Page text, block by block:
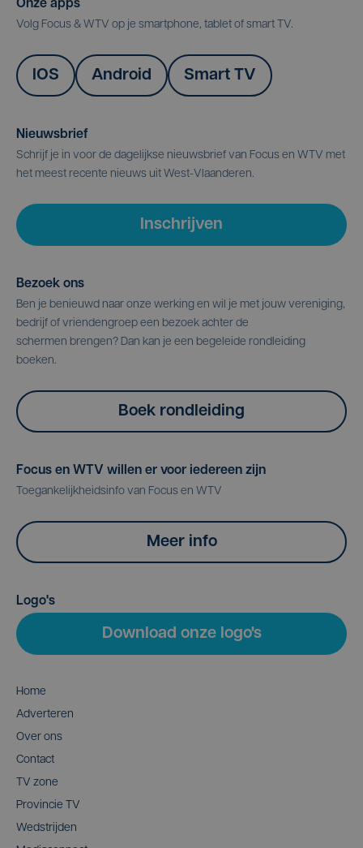
Onze apps
Volg Focus & WTV op je smartphone, tablet of smart TV.
IOS Android Smart TV
Nieuwsbrief
Schrijf je in voor de dagelijkse nieuwsbrief van Focus en WTV met
het meest recente nieuws uit West-Vlaanderen.
Inschrijven
Bezoek ons
Ben je benieuwd naar onze werking en wil je met jouw vereniging,
bedrijf of vriendengroep een bezoek achter de
schermen brengen? Dan kan je een begeleide rondleiding
boeken.
Boek rondleiding
Focus en WTV willen er voor iedereen zijn
Toegankelijkheidsinfo van Focus en WTV
Meer info
Logo's
Download onze logo's
Home
Adverteren
Over ons
Contact
TV zone
Provincie TV
Wedstrijden